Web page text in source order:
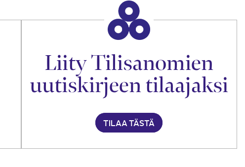
Liity Tilisanomien
uutiskirjeen tilaajaksi
TILAA TÄSTÄ